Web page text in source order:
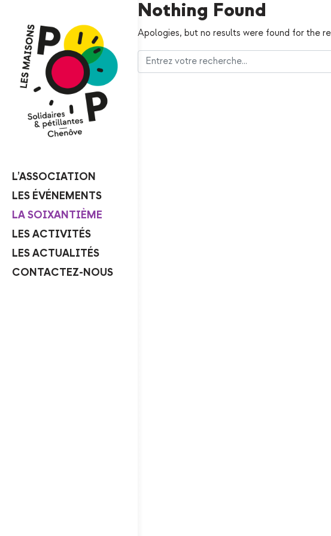
L’ASSOCIATION
LES ÉVÉNEMENTS
LA SOIXANTIÈME
LES ACTIVITÉS
LES ACTUALITÉS
CONTACTEZ-NOUS
Nothing Found
Apologies, but no results were found for the